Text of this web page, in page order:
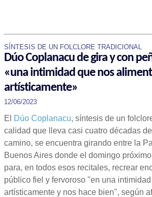
SÍNTESIS DE UN FOLCLORE TRADICIONAL
Dúo Coplanacu de gira y con
«una intimidad que nos
artísticamente»
12/06/2023
El Dúo Coplanacu, síntesis de un
calidad que lleva casi cuatro décadas
camino, se encuentra girando entre la
Buenos Aires donde el domingo
para, en todos esos recitales, recrear
público fiel y fervoroso "en una
artísticamente y nos hace bien", según